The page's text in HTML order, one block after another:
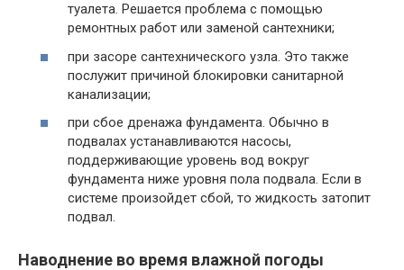
туалета. Решается проблема с помощью
ремонтных работ или заменой сантехники;
при засоре сантехнического узла. Это также
послужит причиной блокировки санитарной
канализации;
при сбое дренажа фундамента. Обычно в
подвалах устанавливаются насосы,
поддерживающие уровень вод вокруг
фундамента ниже уровня пола подвала. Если в
системе произойдет сбой, то жидкость затопит
подвал.
Наводнение во время влажной погоды